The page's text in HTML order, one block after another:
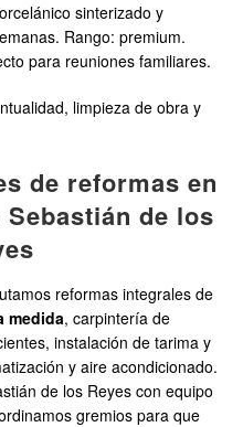
sinterizado y
Rango: premium.
para reuniones familiares.
limpieza de obra y
de reformas en
de los
reformas integrales de
medida, carpintería de
instalación de tarima y
y aire acondicionado.
de los Reyes con equipo
gremios para que